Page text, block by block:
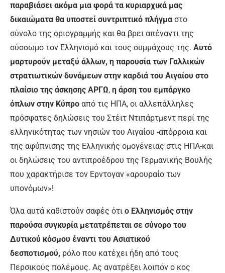
παραβιάσει ακόμα μια φορά τα κυριαρχικά μας
δικαιώματα θα υποστεί συντριπτικό πλήγμα στο
σύνολο της οριογραμμής και θα βρει απέναντι της
σύσσωμο τον Ελληνισμό και τους συμμάχους της. Αυτό
μαρτυρούν μεταξύ άλλων, η παρουσία των Γαλλικών
στρατιωτικών δυνάμεων στην καρδιά του Αιγαίου στο
πλαίσιο της άσκησης ΑΡΓΩ, η άρση του εμπάργκο
όπλων στην Κύπρο από τις ΗΠΑ, οι αλλεπάλληλες
πρόσφατες δηλώσεις του Στέιτ Ντιπάρτμεντ περί της
ελληνικότητας των νησιών του Αιγαίου -απόρροια και
της αφύπνισης της Ελληνικής ομογένειας στις ΗΠΑ-και
οι δηλώσεις του αντιπροέδρου της Γερμανικής Βουλής
που χαρακτήρισε τον Ερντογαν «αρουραίο των
υπονόμων»!
Όλα αυτά καθιστούν σαφές ότι ο Ελληνισμός στην
παρούσα συγκυρία μετατρέπεται σε σύνορο του
Δυτικού κόσμου έναντι του Ασιατικού
δεσποτισμού, ρόλο που κατέχει ήδη από τους
Περσικούς πολέμους. Ας ανατρέξει λοιπόν ο κος